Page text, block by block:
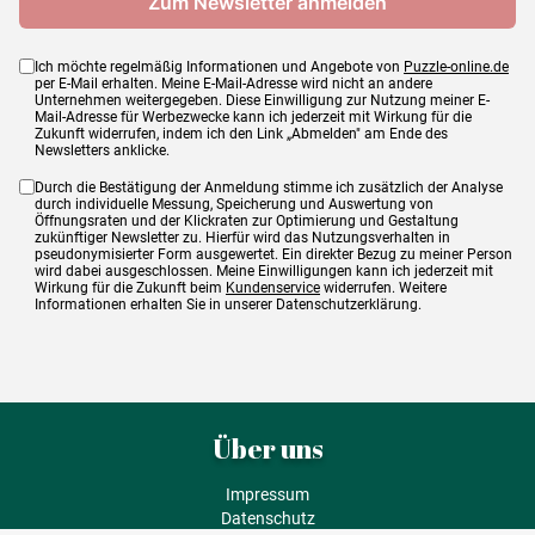
Ich möchte regelmäßig Informationen und Angebote von Puzzle-online.de
per E-Mail erhalten. Meine E-Mail-Adresse wird nicht an andere
Unternehmen weitergegeben. Diese Einwilligung zur Nutzung meiner E-
Mail-Adresse für Werbezwecke kann ich jederzeit mit Wirkung für die
Zukunft widerrufen, indem ich den Link „Abmelden" am Ende des
Newsletters anklicke.
Durch die Bestätigung der Anmeldung stimme ich zusätzlich der Analyse
durch individuelle Messung, Speicherung und Auswertung von
Öffnungsraten und der Klickraten zur Optimierung und Gestaltung
zukünftiger Newsletter zu. Hierfür wird das Nutzungsverhalten in
pseudonymisierter Form ausgewertet. Ein direkter Bezug zu meiner Person
wird dabei ausgeschlossen. Meine Einwilligungen kann ich jederzeit mit
Wirkung für die Zukunft beim Kundenservice widerrufen. Weitere
Informationen erhalten Sie in unserer Datenschutzerklärung.
Über uns
Impressum
Datenschutz